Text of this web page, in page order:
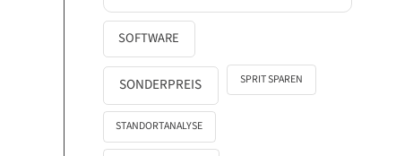
SOFTWARE
SONDERPREIS SPRIT SPAREN
STANDORTANALYSE